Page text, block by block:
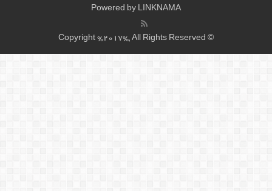
Powered by LINKNAMA
© Copyright %2017%, All Rights Reserved